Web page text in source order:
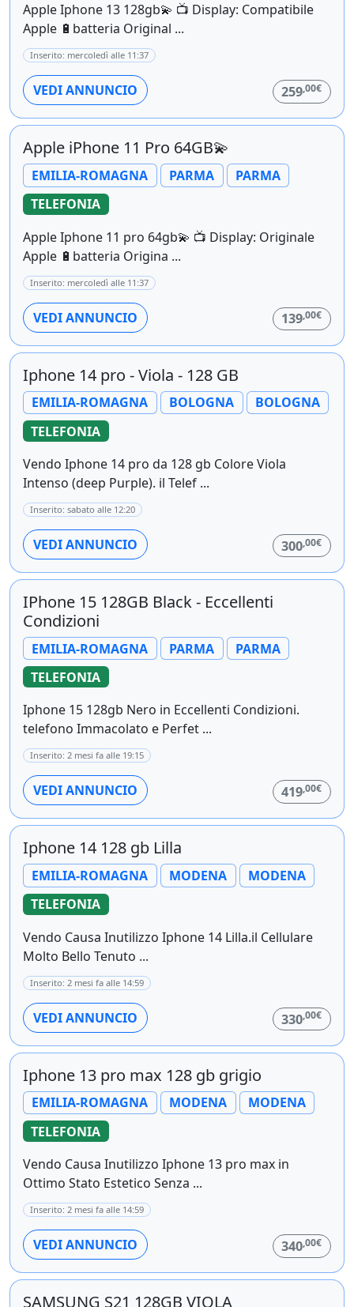
Apple Iphone 13 128gb💫 📺 Display: Compatibile
Apple 🔋batteria Original ...
Inserito: mercoledì alle 11:37
VEDI ANNUNCIO 259,00€
Apple iPhone 11 Pro 64GB💫
EMILIA-ROMAGNA PARMA
PARMA
TELEFONIA
Apple Iphone 11 pro 64gb💫 📺 Display: Originale
Apple 🔋batteria Origina ...
Inserito: mercoledì alle 11:37
VEDI ANNUNCIO 139,00€
Iphone 14 pro - Viola - 128 GB
EMILIA-ROMAGNA BOLOGNA
BOLOGNA
TELEFONIA
Vendo Iphone 14 pro da 128 gb Colore Viola
Intenso (deep Purple). il Telef ...
Inserito: sabato alle 12:20
VEDI ANNUNCIO 300,00€
IPhone 15 128GB Black - Eccellenti
Condizioni
EMILIA-ROMAGNA PARMA
PARMA
TELEFONIA
Iphone 15 128gb Nero in Eccellenti Condizioni.
telefono Immacolato e Perfet ...
Inserito: 2 mesi fa alle 19:15
VEDI ANNUNCIO 419,00€
Iphone 14 128 gb Lilla
EMILIA-ROMAGNA MODENA
MODENA
TELEFONIA
Vendo Causa Inutilizzo Iphone 14 Lilla.il Cellulare
Molto Bello Tenuto ...
Inserito: 2 mesi fa alle 14:59
VEDI ANNUNCIO 330,00€
Iphone 13 pro max 128 gb grigio
EMILIA-ROMAGNA MODENA
MODENA
TELEFONIA
Vendo Causa Inutilizzo Iphone 13 pro max in
Ottimo Stato Estetico Senza ...
Inserito: 2 mesi fa alle 14:59
VEDI ANNUNCIO 340,00€
SAMSUNG S21 128GB VIOLA